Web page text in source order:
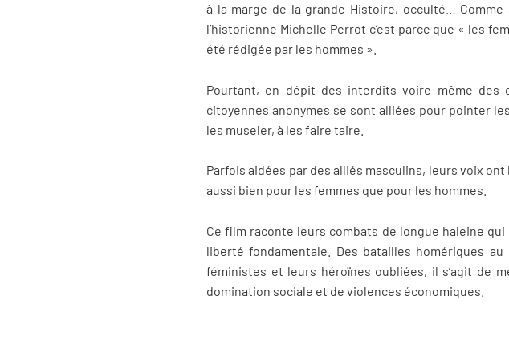
à la marge de la grande Histoire, occulté…
l’historienne Michelle Perrot c’est parce que « les
été rédigée par les hommes ».
Pourtant, en dépit des interdits voire même des
citoyennes anonymes se sont alliées pour pointer
les museler, à les faire taire.
Parfois aidées par des alliés masculins, leurs voix
aussi bien pour les femmes que pour les hommes.
Ce film raconte leurs combats de longue haleine
liberté fondamentale. Des batailles homériques
féministes et leurs héroïnes oubliées, il s’agit de
domination sociale et de violences économiques.